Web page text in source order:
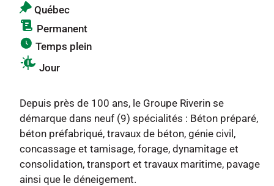
Québec
Permanent
Temps plein
Jour
Depuis près de 100 ans, le Groupe Riverin se
démarque dans neuf (9) spécialités : Béton préparé,
béton préfabriqué, travaux de béton, génie civil,
concassage et tamisage, forage, dynamitage et
consolidation, transport et travaux maritime, pavage
ainsi que le déneigement.